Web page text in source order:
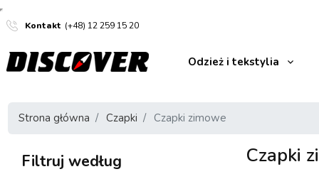
Kontakt (+48) 12 259 15 20
Odzież i tekstylia
Strona główna Czapki Czapki zimowe
Filtruj według Czapki